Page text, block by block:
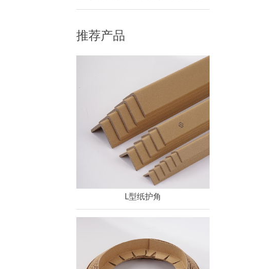
类产品的缓冲包装材料、在生产和生活中，缓冲
该如何挑选缓冲包装材料呢?咱们就来共享下，挑
首先要清晰自己的需求，缓冲包装材料分为很多
推荐产品
L型纸护角